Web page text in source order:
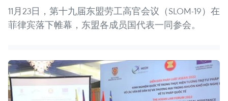
11月23日，第十九届东盟劳工高官会议（SLOM-19）在
菲律宾落下帷幕，东盟各成员国代表一同参会。